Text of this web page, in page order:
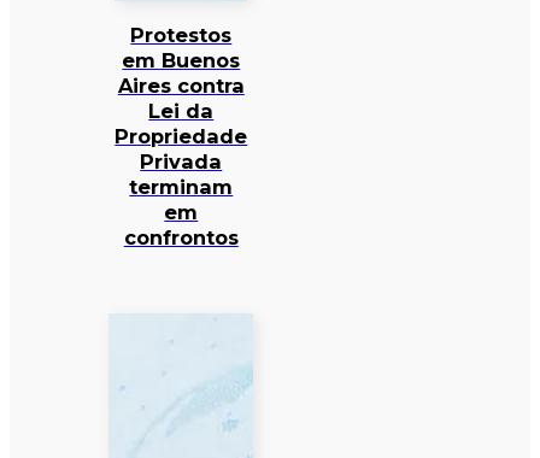
Protestos
em Buenos
Aires contra
Lei da
Propriedade
Privada
terminam
em
confrontos